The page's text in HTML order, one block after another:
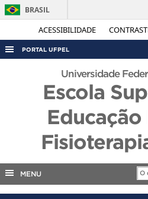
ACESSIBILIDADE
BRASIL
PORTAL UFPEL
ACESSO À INFORMAÇÃO
AUDITORIA
COBALTO
EDITAIS
INTERNACIONAL
Universidade
Escola
Educação
MENU